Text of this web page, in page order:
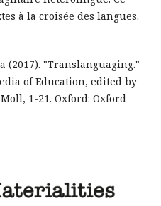
à la croisée des langues.
(2017). "Translanguaging."
of Education, edited by
1-21. Oxford: Oxford